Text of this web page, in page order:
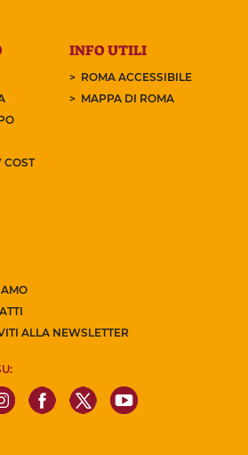
COST
INFO UTILI
ROMA ACCESSIBILE
MAPPA DI ROMA
ALLA NEWSLETTER